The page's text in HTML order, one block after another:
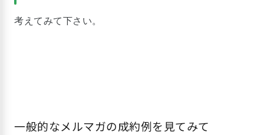
考えてみて下さい。
一般的なメルマガの成約例を見てみて